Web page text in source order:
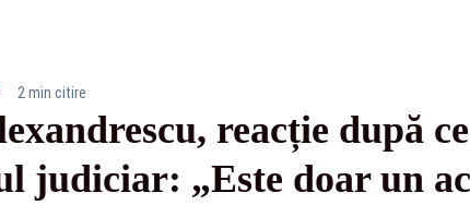
2 min citire
reacție după
judiciar: „Este doar un